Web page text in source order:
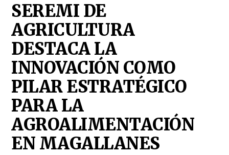
SEREMI DE
AGRICULTURA
DESTACA LA
INNOVACIÓN COMO
PILAR ESTRATÉGICO
PARA LA
AGROALIMENTACIÓN
EN MAGALLANES